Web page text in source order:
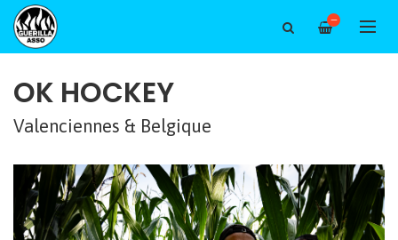
—
OK HOCKEY
Valenciennes & Belgique